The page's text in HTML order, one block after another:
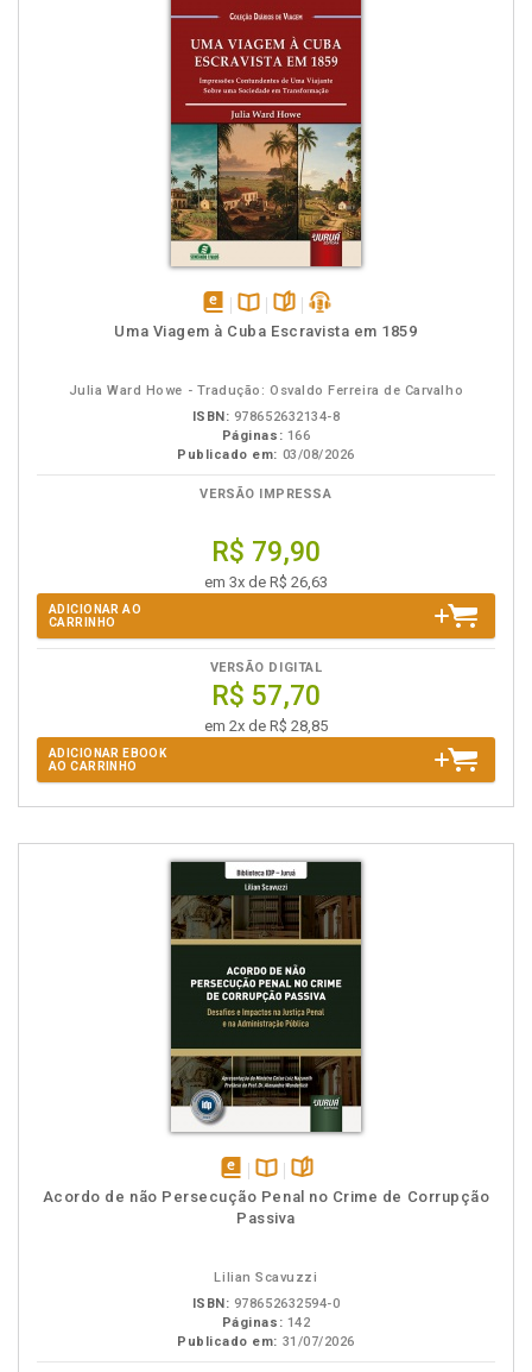
disponívelDisponível
páginaspodcast
Uma Viagem à Cuba Escravista em 1859
Julia Ward Howe - Tradução: Osvaldo Ferreira de Carvalho
ISBN: 978652632134-8
Páginas: 166
Publicado em: 03/08/2026
VERSÃO IMPRESSA
R$ 79,90
em 3x de R$ 26,63
ADICIONAR AO
CARRINHO
VERSÃO DIGITAL
R$ 57,70
em 2x de R$ 28,85
ADICIONAR EBOOK
AO CARRINHO
disponível
em
Disponível
na
páginas
Acordo de não Persecução Penal no Crime de Corrupção
Passiva
Lilian Scavuzzi
ISBN: 978652632594-0
Páginas: 142
Publicado em: 31/07/2026